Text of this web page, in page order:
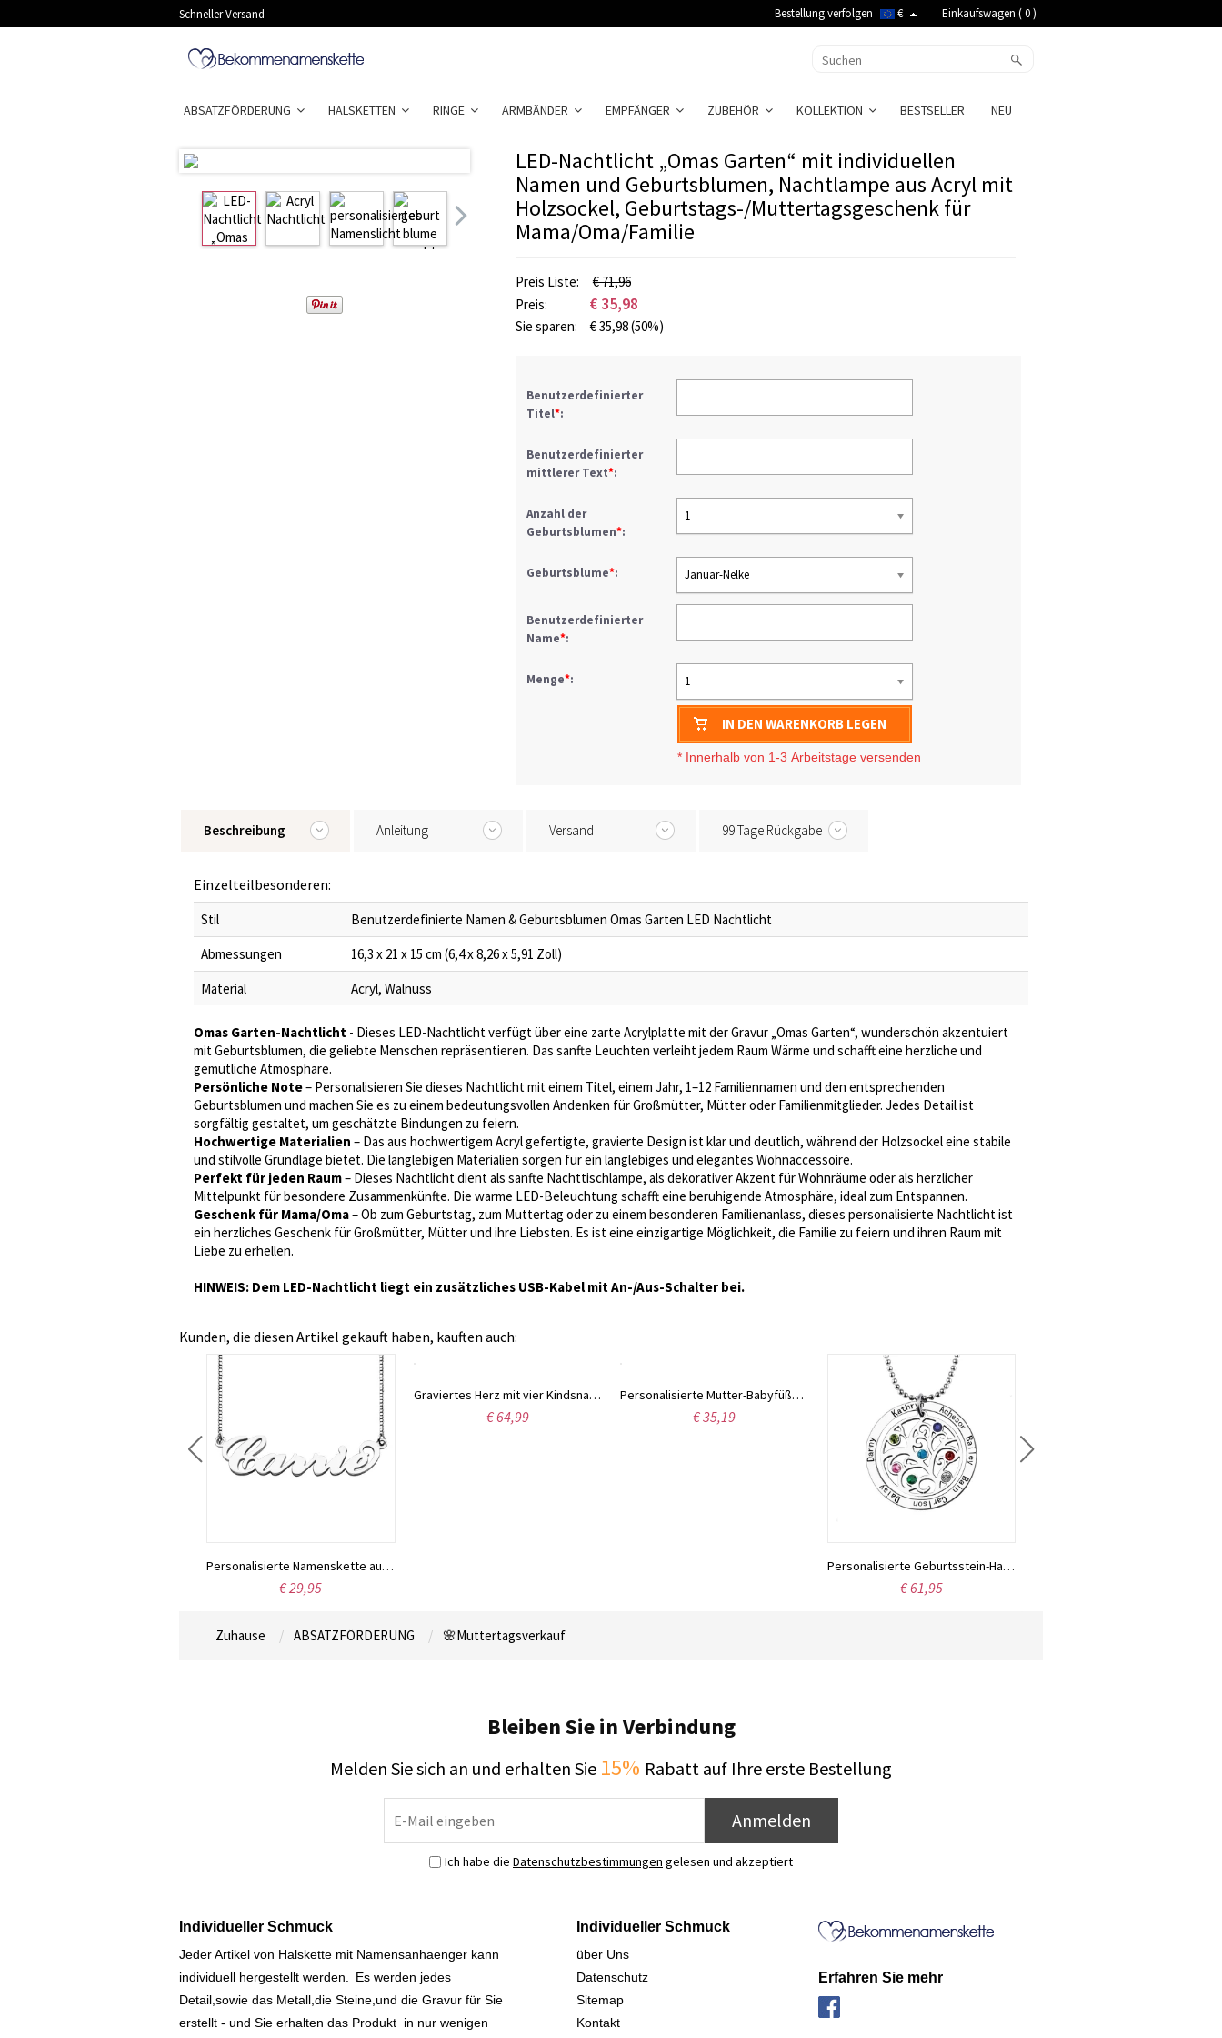
Schneller Versand Bestellung verfolgen € Einkaufswagen (0)
ABSATZFÖRDERUNG HALSKETTEN RINGE ARMBÄNDER EMPFÄNGER ZUBEHÖR KOLLEKTION BESTSELLER NEU
LED-Nachtlicht „Omas Garten“ mit individuellen
Namen und Geburtsblumen, Nachtlampe aus Acryl mit
Holzsockel, Geburtstags-/Muttertagsgeschenk für
Mama/Oma/Familie
Preis Liste:
€ 71,96
Preis:
€35,98
Sie sparen: €35,98(50%)
Benutzerdefinierter
Titel*:
Benutzerdefinierter
mittlerer Text*:
Anzahl der
Geburtsblumen*:
1
Geburtsblume*: Januar-Nelke
Benutzerdefinierter
Name*:
Menge*: 1
IN DEN WARENKORB LEGEN
* Innerhalb von 1-3 Arbeitstage versenden
Beschreibung Anleitung Versand 99 Tage Rückgabe
Einzelteilbesonderen:
Stil
Benutzerdefinierte Namen & Geburtsblumen Omas Garten LED Nachtlicht
Abmessungen
16,3 x 21 x 15 cm (6,4 x 8,26 x 5,91 Zoll)
Material
Acryl, Walnuss
Omas Garten-Nachtlicht - Dieses LED-Nachtlicht verfügt über eine zarte Acrylplatte mit der Gravur „Omas Garten“, wunderschön akzentuiert
mit Geburtsblumen, die geliebte Menschen repräsentieren. Das sanfte Leuchten verleiht jedem Raum Wärme und schafft eine herzliche und
gemütliche Atmosphäre.
Persönliche Note– Personalisieren Sie dieses Nachtlicht mit einem Titel, einem Jahr, 1–12 Familiennamen und den entsprechenden
Geburtsblumen und machen Sie es zu einem bedeutungsvollen Andenken für Großmütter, Mütter oder Familienmitglieder. Jedes Detail ist
sorgfältig gestaltet, um geschätzte Bindungen zu feiern.
Hochwertige Materialien – Das aus hochwertigem Acryl gefertigte, gravierte Design ist klar und deutlich, während der Holzsockel eine stabile
und stilvolle Grundlage bietet. Die langlebigen Materialien sorgen für ein langlebiges und elegantes Wohnaccessoire.
Perfekt für jeden Raum– Dieses Nachtlicht dient als sanfte Nachttischlampe, als dekorativer Akzent für Wohnräume oder als herzlicher
Mittelpunkt für besondere Zusammenkünfte. Die warme LED-Beleuchtung schafft eine beruhigende Atmosphäre, ideal zum Entspannen.
Geschenk für Mama/Oma– Ob zum Geburtstag, zum Muttertag oder zu einem besonderen Familienanlass, dieses personalisierte Nachtlicht ist
ein herzliches Geschenk für Großmütter, Mütter und ihre Liebsten. Es ist eine einzigartige Möglichkeit, die Familie zu feiern und ihren Raum mit
Liebe zu erhellen.
HINWEIS: Dem LED-Nachtlicht liegt ein zusätzliches USB-Kabel mit An-/Aus-Schalter bei.
Kunden, die diesen Artikel gekauft haben, kauften auch:
Personalisierte Namenskette aus 925er Sterlingsilber – das perfekte Geschenk zum Valentinstag, Jahrestag oder Geburtstag für Sie.
€ 29,95
Graviertes Herz mit vier Kindsnamen und Geburtssteinen für Mütter
€ 64,99
Personalisierte Mutter-Babyfüße Halskette mit Geburtsstein & Name
€ 35,19
Personalisierte Geburtsstein-Halskette mit 7 Namen aus einem Stammbaum
€ 61,95
Zuhause ABSATZFÖRDERUNG 🌸Muttertagsverkauf
Bleiben Sie in Verbindung
Melden Sie sich an und erhalten Sie 15% Rabatt auf Ihre erste Bestellung
Anmelden
Ich habe die Datenschutzbestimmungen gelesen und akzeptiert
Individueller Schmuck
Jeder Artikel von Halskette mit Namensanhaenger kann
individuell hergestellt werden.
Es werden jedes
Detail,sowie das Metall,die Steine,und die Gravur für Sie
erstellt - und Sie erhalten das Produkt in nur wenigen
Individueller Schmuck
über Uns
Datenschutz
Sitemap
Kontakt
Erfahren Sie mehr